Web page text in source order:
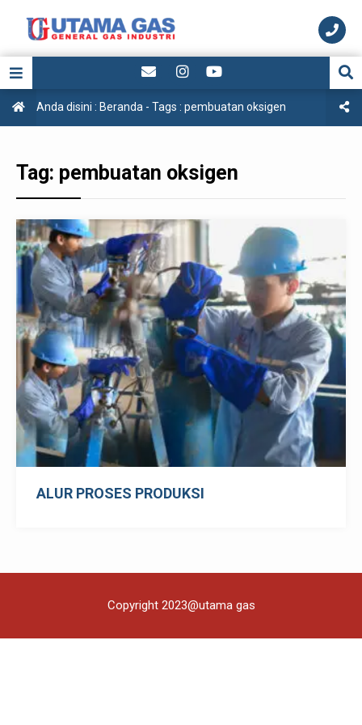
Anda disini : Beranda - Tags : pembuatan oksigen
Tag: pembuatan oksigen
ALUR PROSES PRODUKSI
Copyright 2023@utama gas